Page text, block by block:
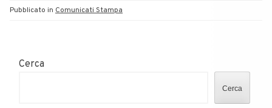
Pubblicato in Comunicati Stampa
Cerca
Cerca